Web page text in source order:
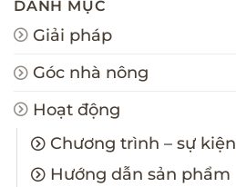
DANH MỤC
Giải pháp
Góc nhà nông
Hoạt động
Chương trình – sự kiện
Hướng dẫn sản phẩm